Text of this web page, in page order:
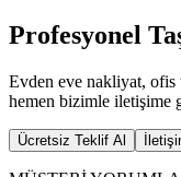
Profesyonel
Evden eve nakliyat, ofis
hemen bizimle iletişime
Ücretsiz Teklif Al